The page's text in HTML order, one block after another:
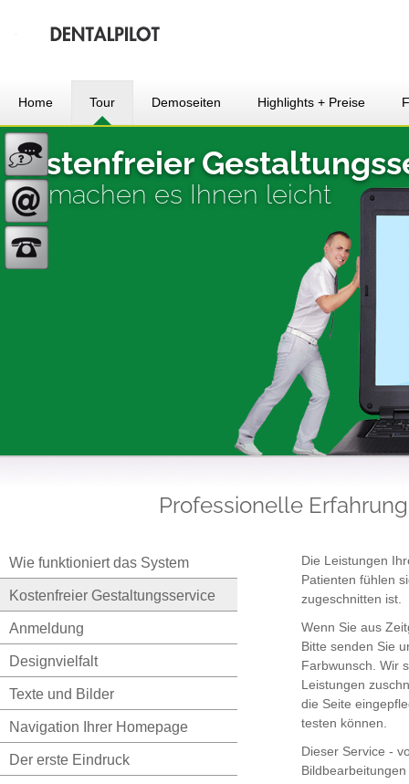
Home Tour Demoseiten Highlights + Preise
Kostenfreier
wir machen es Ihnen leicht
Professionelle
Wie funktioniert das System
Kostenfreier Gestaltungsservice
Anmeldung
Designvielfalt
Texte und Bilder
Navigation Ihrer Homepage
Der erste Eindruck
Die Leistungen
Patienten fühlen
zugeschnitten ist.
Wenn Sie aus
Bitte senden Sie
Farbwunsch. Wir
Leistungen
die Seite
testen können.
Dieser Service -